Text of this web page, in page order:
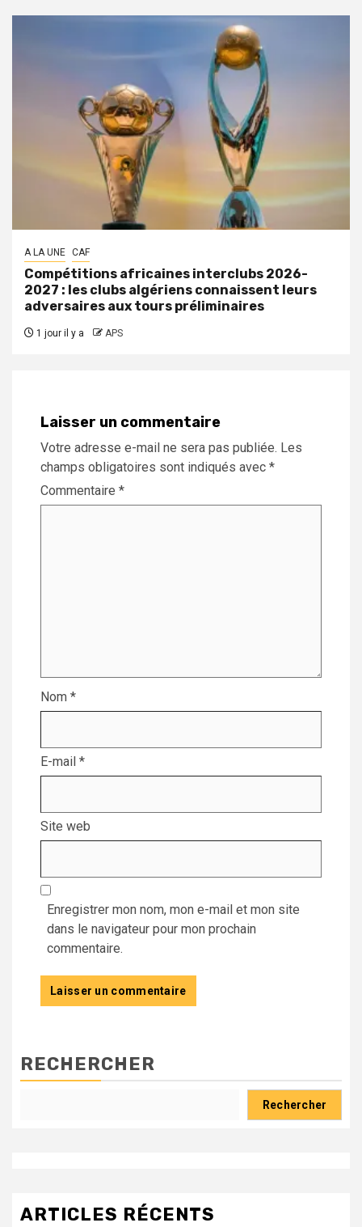
A LA UNE CAF
Compétitions africaines interclubs 2026-
2027 : les clubs algériens connaissent leurs
adversaires aux tours préliminaires
1 jour il y a APS
Laisser un commentaire
Votre adresse e-mail ne sera pas publiée. Les
champs obligatoires sont indiqués avec *
Commentaire *
Nom *
E-mail *
Site web
Enregistrer mon nom, mon e-mail et mon site
dans le navigateur pour mon prochain
commentaire.
RECHERCHER
Rechercher
ARTICLES RÉCENTS